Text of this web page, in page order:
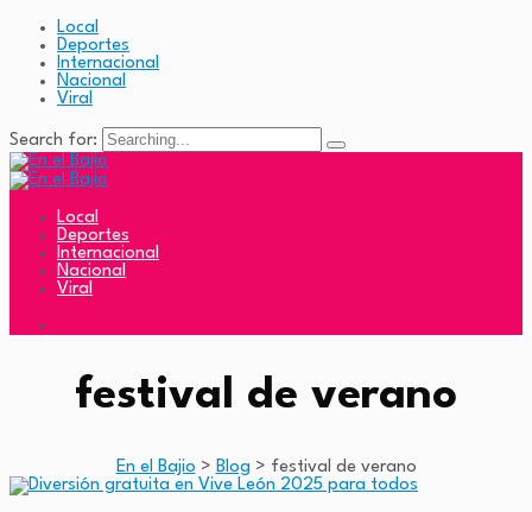
Local
Deportes
Internacional
Nacional
Viral
Search for:
Local
Deportes
Internacional
Nacional
Viral
festival de verano
En el Bajio > Blog> festival de verano